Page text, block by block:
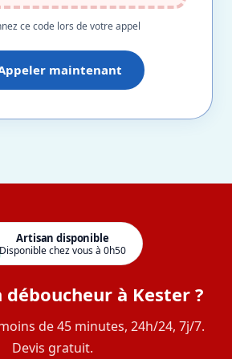
ce code lors de votre appel
maintenant
Artisan disponible
Disponible chez vous à 0h50
déboucheur à Kester ?
de 45 minutes, 24h/24, 7j/7.
Devis gratuit.